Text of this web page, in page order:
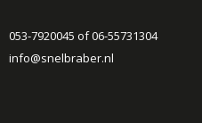
053-7920045 of 06-55731304
info@snelbraber.nl